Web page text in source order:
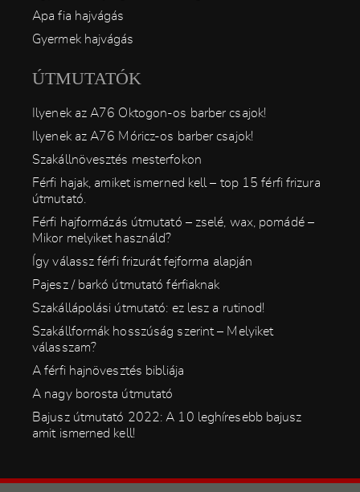
Apa fia hajvágás
Gyermek hajvágás
ÚTMUTATÓK
Ilyenek az A76 Oktogon-os barber csajok!
Ilyenek az A76 Móricz-os barber csajok!
Szakállnövesztés mesterfokon
Férfi hajak, amiket ismerned kell – top 15 férfi frizura
útmutató.
Férfi hajformázás útmutató – zselé, wax, pomádé –
Mikor melyiket használd?
Így válassz férfi frizurát fejforma alapján
Pajesz / barkó útmutató férfiaknak
Szakállápolási útmutató: ez lesz a rutinod!
Szakállformák hosszúság szerint – Melyiket
válasszam?
A férfi hajnövesztés bibliája
A nagy borosta útmutató
Bajusz útmutató 2022: A 10 leghíresebb bajusz
amit ismerned kell!